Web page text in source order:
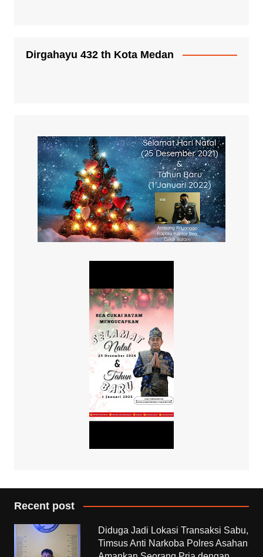
Dirgahayu 432 th Kota Medan
Recent post
Diduga Jadi Lokasi Transaksi Sabu,
Timsus Anti Narkoba Polres Asahan